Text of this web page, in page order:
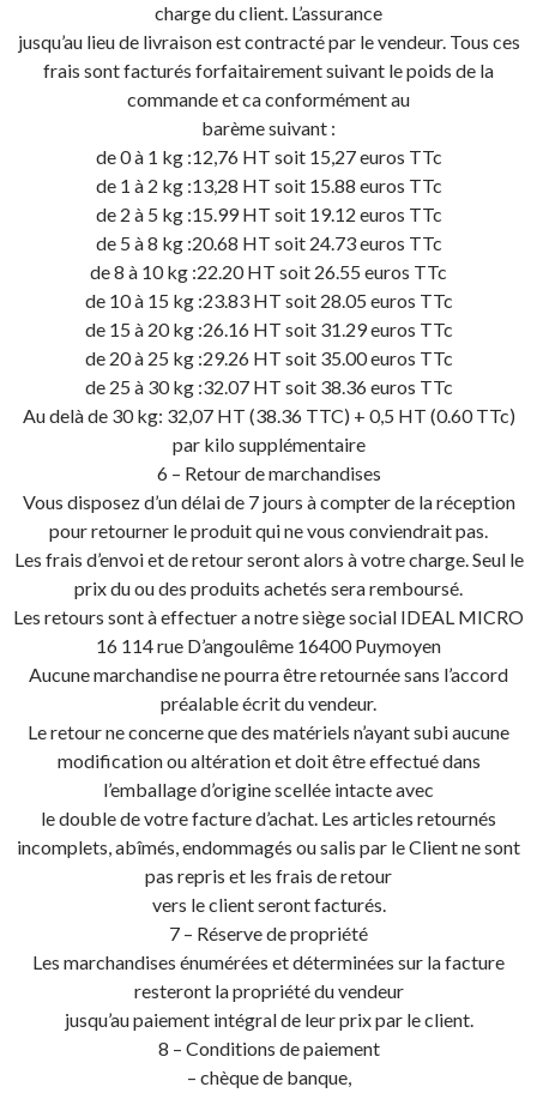
charge du client. L’assurance
jusqu’au lieu de livraison est contracté par le vendeur. Tous ces
frais sont facturés forfaitairement suivant le poids de la
commande et ca conformément au
barème suivant :
de 0 à 1 kg :12,76 HT soit 15,27 euros TTc
de 1 à 2 kg :13,28 HT soit 15.88 euros TTc
de 2 à 5 kg :15.99 HT soit 19.12 euros TTc
de 5 à 8 kg :20.68 HT soit 24.73 euros TTc
de 8 à 10 kg :22.20 HT soit 26.55 euros TTc
de 10 à 15 kg :23.83 HT soit 28.05 euros TTc
de 15 à 20 kg :26.16 HT soit 31.29 euros TTc
de 20 à 25 kg :29.26 HT soit 35.00 euros TTc
de 25 à 30 kg :32.07 HT soit 38.36 euros TTc
Au delà de 30 kg: 32,07 HT (38.36 TTC) + 0,5 HT (0.60 TTc)
par kilo supplémentaire
6 – Retour de marchandises
Vous disposez d’un délai de 7 jours à compter de la réception
pour retourner le produit qui ne vous conviendrait pas.
Les frais d’envoi et de retour seront alors à votre charge. Seul le
prix du ou des produits achetés sera remboursé.
Les retours sont à effectuer a notre siège social IDEAL MICRO
16 114 rue D’angoulême 16400 Puymoyen
Aucune marchandise ne pourra être retournée sans l’accord
préalable écrit du vendeur.
Le retour ne concerne que des matériels n’ayant subi aucune
modification ou altération et doit être effectué dans
l’emballage d’origine scellée intacte avec
le double de votre facture d’achat. Les articles retournés
incomplets, abîmés, endommagés ou salis par le Client ne sont
pas repris et les frais de retour
vers le client seront facturés.
7 – Réserve de propriété
Les marchandises énumérées et déterminées sur la facture
resteront la propriété du vendeur
jusqu’au paiement intégral de leur prix par le client.
8 – Conditions de paiement
– chèque de banque,